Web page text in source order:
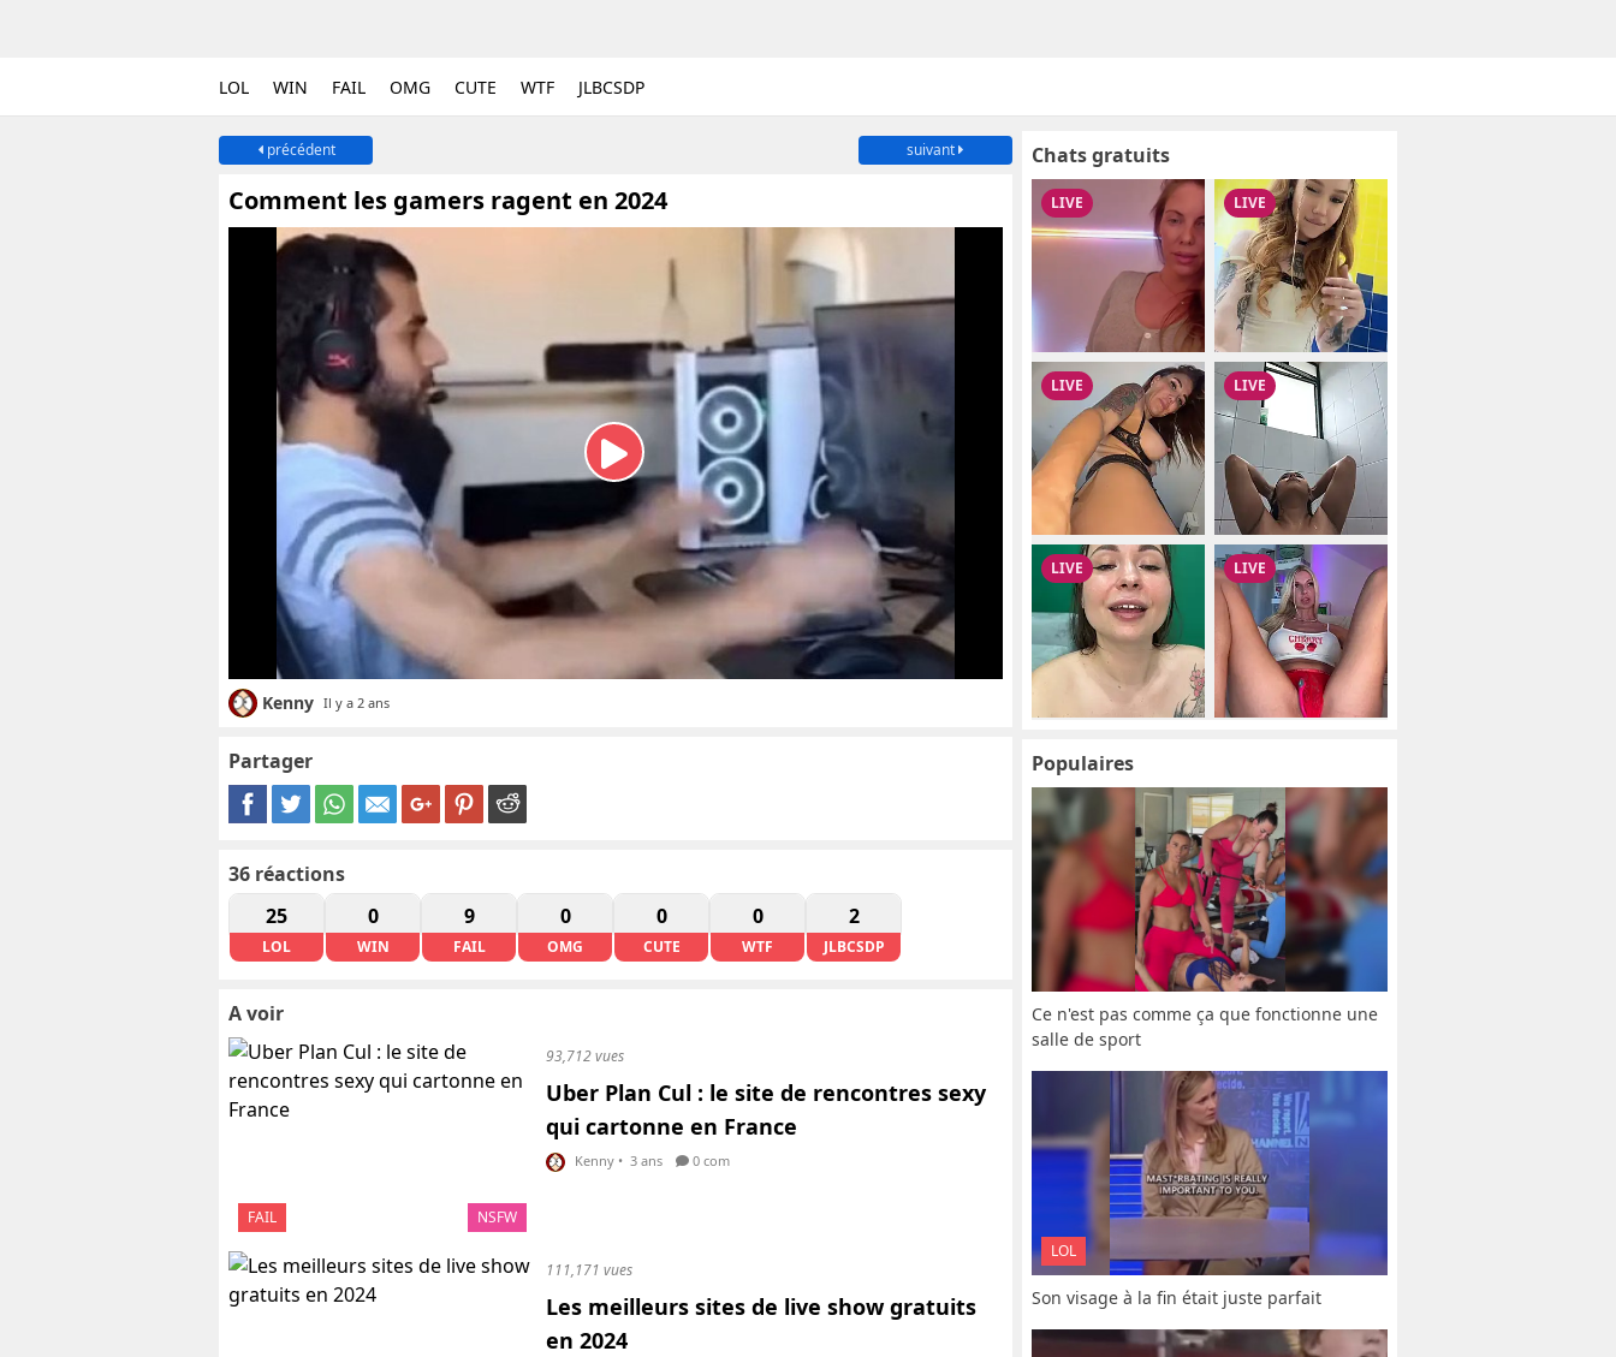
LOL WIN FAIL OMG CUTE WTF JLBCSDP
précédent suivant
Comment les gamers ragent en 2024
Kenny Il y a 2 ans
Partager
36 réactions
25
LOL
0
WIN
9
FAIL
0
OMG
0
CUTE
0
WTF
2
JLBCSDP
A voir
FAIL NSFW
93,712 vues
Uber Plan Cul : le site de rencontres sexy
qui cartonne en France
Kenny • 3 ans 0 com
111,171 vues
Les meilleurs sites de live show gratuits
en 2024
Chats gratuits
Populaires
Ce n'est pas comme ça que fonctionne une
salle de sport
LOL
Son visage à la fin était juste parfait